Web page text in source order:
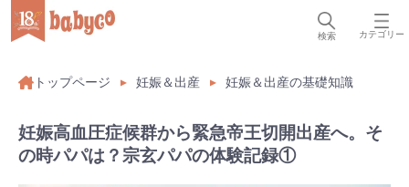
検索 カテゴリー
トップページ 妊娠＆出産 妊娠＆出産の基礎知識
妊娠高血圧症候群から緊急帝王切開出産へ。そ
の時パパは？宗玄パパの体験記録①